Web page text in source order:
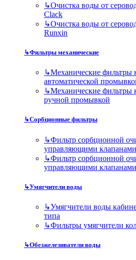
↳Очистка воды от
Clack
↳Очистка воды от
Runxin
↳Фильтры механические
↳Механические фильтры
автоматической
↳Механические фильтры
ручной промывкой
↳Сорбционные фильтры
↳Фильтр сорбционной
управляющими
↳Фильтр сорбционной
управляющими
↳Умягчители воды
↳Умягчители воды
типа
↳Фильтры умягчители
↳Обезжелезиватели воды